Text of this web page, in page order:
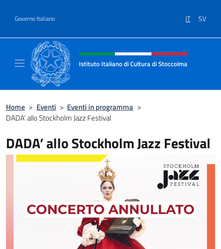
Governo Italiano IT SV
Intestazione sito, social e menù
Istituto Italiano di Cultura di Stoccolma
Home > Eventi > Eventi in programma >
DADA’ allo Stockholm Jazz Festival
DADA’ allo Stockholm Jazz Festival